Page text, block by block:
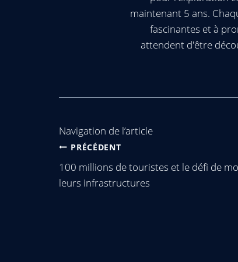
maintenant 5 ans.
fascinantes et à
attendent d'être
Navigation de l’article
PRÉCÉDENT
100 millions de touristes et le défi de
leurs infrastructures